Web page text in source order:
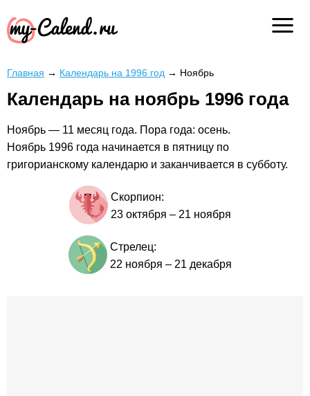
Главная → Календарь на 1996 год → Ноябрь
Календарь на ноябрь 1996 года
Ноябрь — 11 месяц года. Пора года: осень.
Ноябрь 1996 года начинается в пятницу по
григорианскому календарю и заканчивается в субботу.
Скорпион:
23 октября – 21 ноября
Стрелец:
22 ноября – 21 декабря